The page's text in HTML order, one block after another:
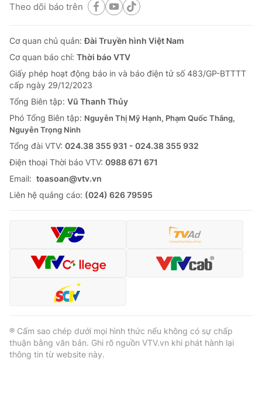
Theo dõi báo trên
Cơ quan chủ quản:Đài Truyền hình Việt Nam
Cơ quan báo chí: Thời báo VTV
Giấy phép hoạt động báo in và báo điện tử số 483/GP-BTTTT
cấp ngày 29/12/2023
Tổng Biên tập: Vũ Thanh Thủy
Phó Tổng Biên tập: Nguyễn Thị Mỹ Hạnh, Phạm Quốc Thắng,
Nguyễn Trọng Ninh
Tổng đài VTV: 024.38 355 931 - 024.38 355 932
Ðiện thoại Thời báo VTV: 0988 671 671
Email: toasoan@vtv.vn
Liên hệ quảng cáo: (024) 626 79595
® Cấm sao chép dưới mọi hình thức nếu không có sự chấp
thuận bằng văn bản. Ghi rõ nguồn VTV.vn khi phát hành lại
thông tin từ website này.